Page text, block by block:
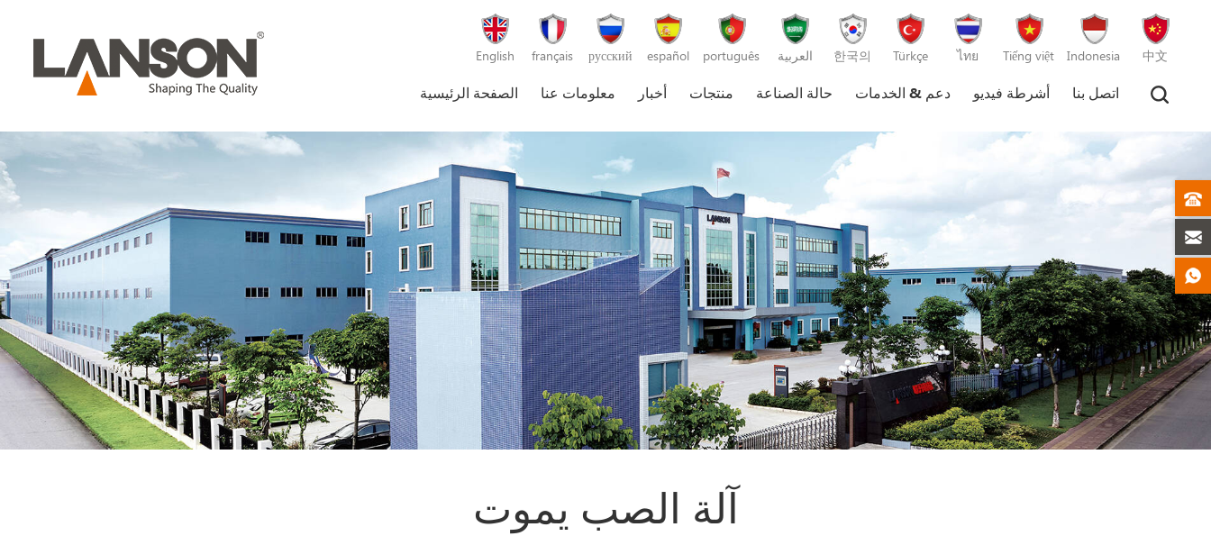
English français русский español português العربية 한국의 Türkçe ไทย Tiếng việt Indonesia 中文
الصفحة الرئيسية معلومات عنا أخبار منتجات حالة الصناعة دعم & الخدمات أشرطة فيديو اتصل بنا
آلة الصب يموت